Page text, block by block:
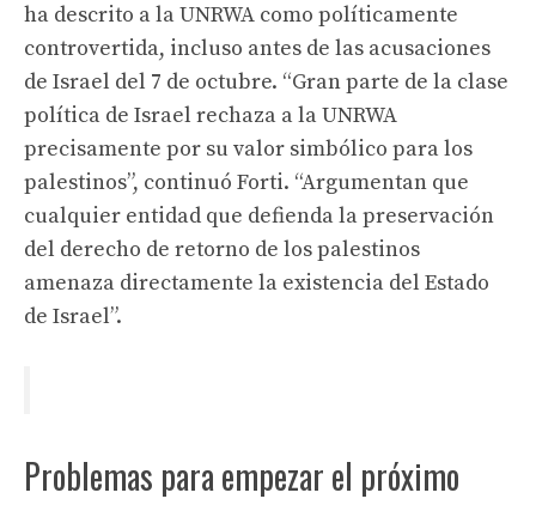
ha descrito a la UNRWA como políticamente
controvertida, incluso antes de las acusaciones
de Israel del 7 de octubre. “Gran parte de la clase
política de Israel rechaza a la UNRWA
precisamente por su valor simbólico para los
palestinos”, continuó Forti. “Argumentan que
cualquier entidad que defienda la preservación
del derecho de retorno de los palestinos
amenaza directamente la existencia del Estado
de Israel”.
Problemas para empezar el próximo